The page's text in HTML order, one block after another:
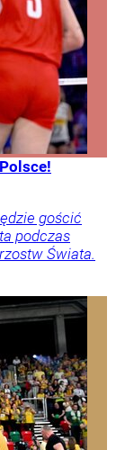
gościć
podczas
Świata.